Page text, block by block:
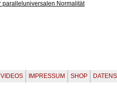
VIDEOS IMPRESSUM SHOP